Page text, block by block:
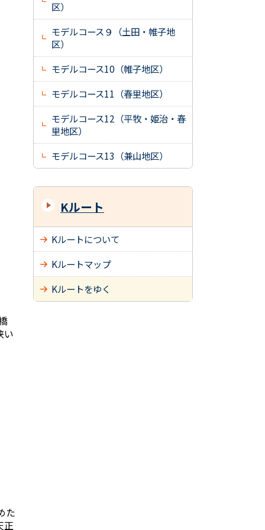
い
た
正
区）
モデルコース９（土田・帷子地
区）
モデルコース10（帷子地区）
モデルコース11（春里地区）
モデルコース12（平牧・姫治・春
里地区）
モデルコース13（兼山地区）
Kルート
Kルートについて
Kルートマップ
Kルートをゆく